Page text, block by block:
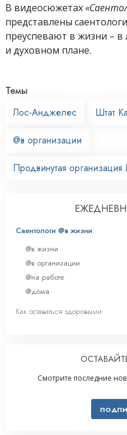
В видеосюжетах
представлены
преуспевают в жизни – в
и духовном плане.
Темы
Лос‑Анджелес
Штат
@в организации
Продвинутая
Саентологи @в жизни
@в жизни
@в организации
@на работе
@дома
Как оставаться здоровыми
Смотрите последние